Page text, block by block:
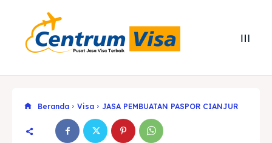
Beranda Visa JASA PEMBUATAN PASPOR CIANJUR